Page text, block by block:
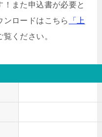
また申込書が必要と
ンロードはこちら
「上
覧ください。